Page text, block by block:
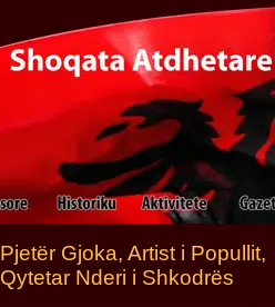
Pjetër Gjoka, Artist i Popullit,
Qytetar Nderi i Shkodrës